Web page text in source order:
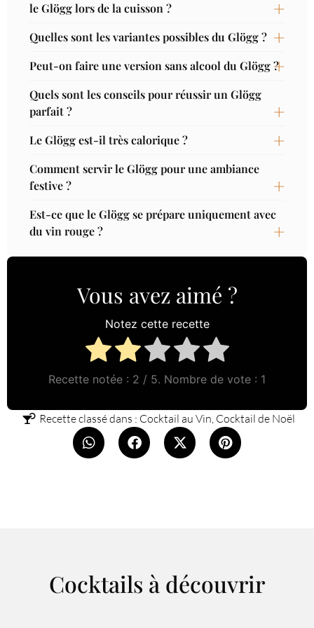
le Glögg lors de la cuisson ?
Quelles sont les variantes possibles du Glögg ?
Peut-on faire une version sans alcool du Glögg ?
Quels sont les conseils pour réussir un Glögg
parfait ?
Le Glögg est-il très calorique ?
Comment servir le Glögg pour une ambiance
festive ?
Est-ce que le Glögg se prépare uniquement avec
du vin rouge ?
Vous avez aimé ?
Notez cette recette
Recette notée : 2 / 5. Nombre de vote : 1
Recette classé dans : Cocktail au Vin, Cocktail de Noël
Cocktails à découvrir